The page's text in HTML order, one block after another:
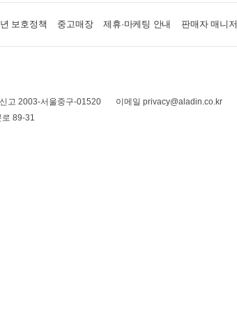
보호정책 중고매장 제휴·마케팅 안내 판매자 매니저
고 2003-서울중구-01520
이메일 privacy@aladin.co.kr
89-31